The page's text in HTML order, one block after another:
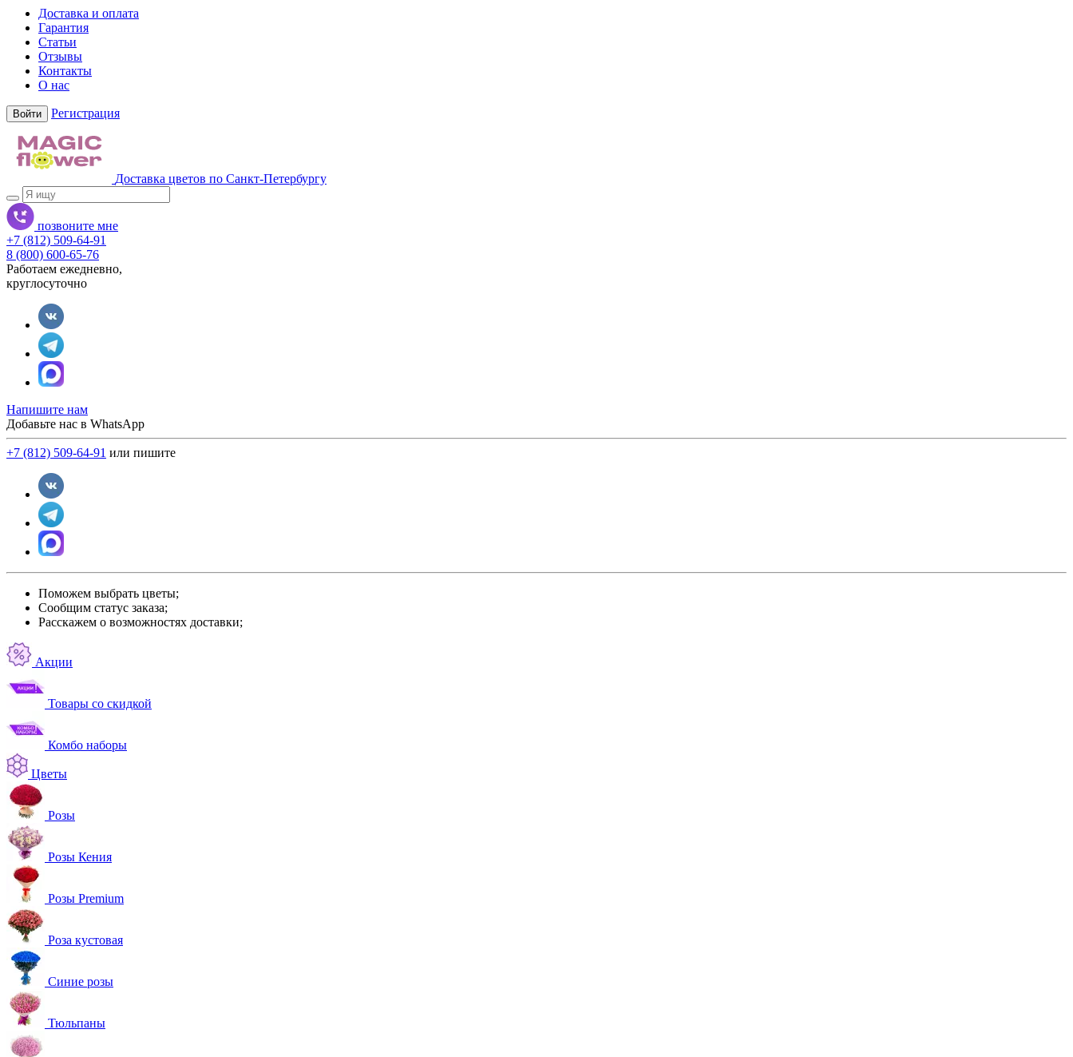
Доставка и оплата
Гарантия
Статьи
Отзывы
Контакты
О нас
Войти Регистрация
Доставка цветов по Санкт-Петербургу
позвоните мне
+7 (812) 509-64-91
8 (800) 600-65-76
Работаем ежедневно,
круглосуточно
Напишите нам
Добавьте нас в WhatsApp
+7 (812) 509-64-91 или пишите
Поможем выбрать цветы;
Сообщим статус заказа;
Расскажем о возможностях доставки;
Акции
Товары со скидкой
Комбо наборы
Цветы
Розы
Розы Кения
Розы Premium
Роза кустовая
Синие розы
Тюльпаны